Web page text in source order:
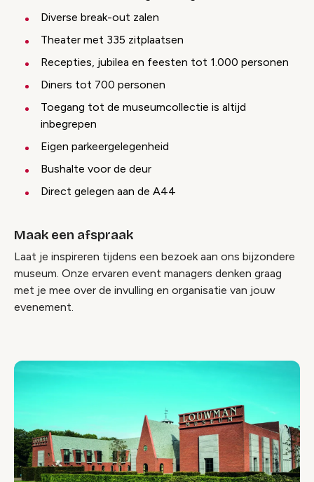
Diverse break-out zalen
Theater met 335 zitplaatsen
Recepties, jubilea en feesten tot 1.000 personen
Diners tot 700 personen
Toegang tot de museumcollectie is altijd
inbegrepen
Eigen parkeergelegenheid
Bushalte voor de deur
Direct gelegen aan de A44
Maak een afspraak
Laat je inspireren tijdens een bezoek aan ons bijzondere
museum. Onze ervaren event managers denken graag
met je mee over de invulling en organisatie van jouw
evenement.